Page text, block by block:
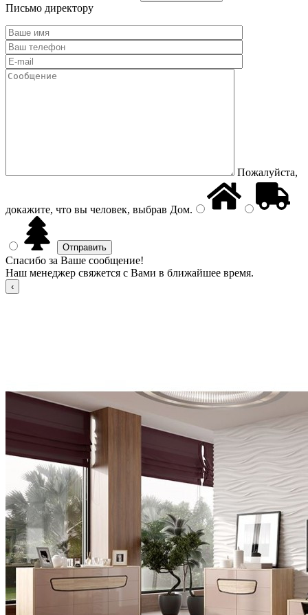
Письмо директору
Пожалуйста,
докажите, что вы человек, выбрав Дом.
Спасибо за Ваше сообщение!
Наш менеджер свяжется с Вами в ближайшее время.